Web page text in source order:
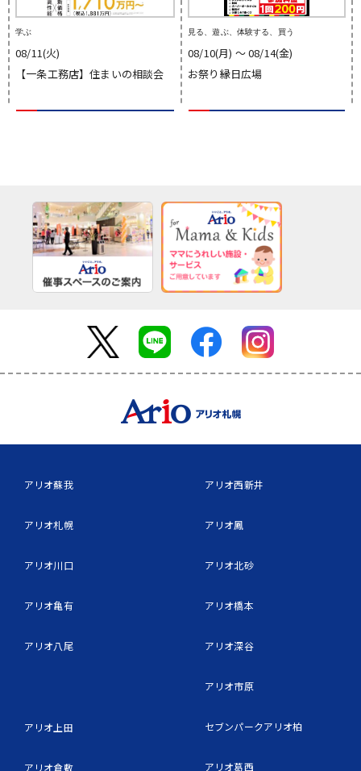
学ぶ
08/11(火)
【一条工務店】住まいの相談会
見る、遊ぶ、体験する、買う
08/10(月) 〜 08/14(金)
お祭り縁日広場
アリオ蘇我
アリオ札幌
アリオ川口
アリオ亀有
アリオ八尾
アリオ上田
アリオ倉敷
アリオ西新井
アリオ鳳
アリオ北砂
アリオ橋本
アリオ深谷
アリオ市原
セブンパークアリオ柏
アリオ葛西